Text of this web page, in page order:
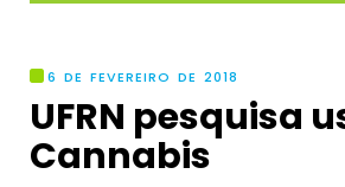
6 DE FEVEREIRO DE 2018
UFRN pesquisa
Cannabis